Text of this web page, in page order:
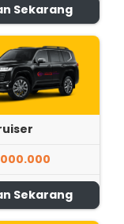
Sekarang
Sekarang